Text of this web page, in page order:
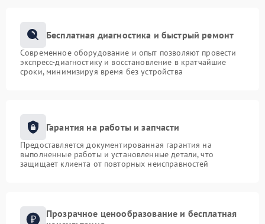
Бесплатная диагностика и быстрый ремонт
Современное оборудование и опыт позволяют провести
экспресс-диагностику и восстановление в кратчайшие
сроки, минимизируя время без устройства
Гарантия на работы и запчасти
Предоставляется документированная гарантия на
выполненные работы и установленные детали, что
защищает клиента от повторных неисправностей
Прозрачное ценообразование и бесплатная